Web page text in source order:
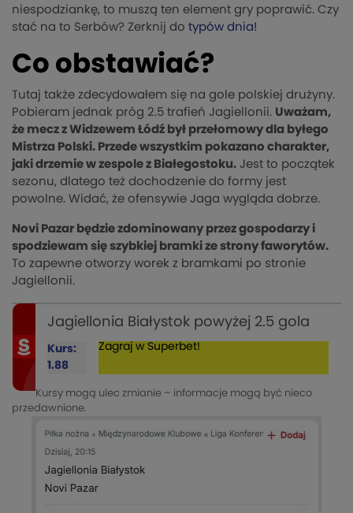
niespodziankę, to muszą ten element gry poprawić. Czy
stać na to Serbów? Zerknij do typów dnia!
Co obstawiać?
Tutaj także zdecydowałem się na gole polskiej drużyny.
Pobieram jednak próg 2.5 trafień Jagiellonii. Uważam,
że mecz z Widzewem Łódź był przełomowy dla byłego
Mistrza Polski. Przede wszystkim pokazano charakter,
jaki drzemie w zespole z Białegostoku. Jest to początek
sezonu, dlatego też dochodzenie do formy jest
powolne. Widać, że ofensywie Jaga wygląda dobrze.
Novi Pazar będzie zdominowany przez gospodarzy i
spodziewam się szybkiej bramki ze strony faworytów.
To zapewne otworzy worek z bramkami po stronie
Jagiellonii.
Jagiellonia Białystok powyżej 2.5 gola
Kurs:
1.88
Zagraj w Superbet!
Kursy mogą ulec zmianie – informacje mogą być nieco
przedawnione.